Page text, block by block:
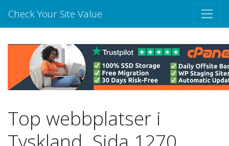
Check Your Site Value
Top webbplatser i